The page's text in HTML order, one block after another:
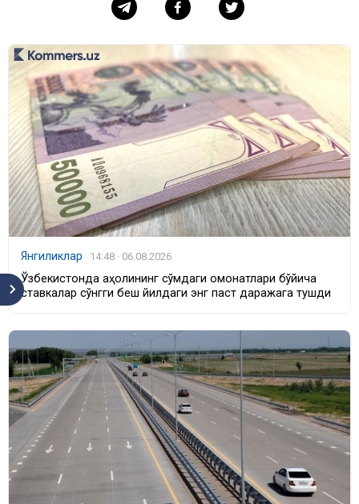
Янгиликлар 14:48 · 06.08.2026
Ўзбекистонда аҳолининг сўмдаги омонатлари бўйича
ставкалар сўнгги беш йилдаги энг паст даражага тушди